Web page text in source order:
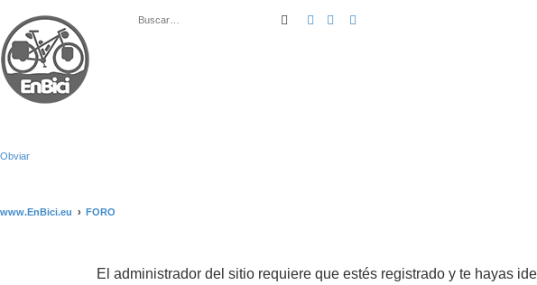
Obviar
BuscarBúsqueda avanzada
www.EnBici.eu FORO
El administrador del sitio requiere que estés registrado y te hayas